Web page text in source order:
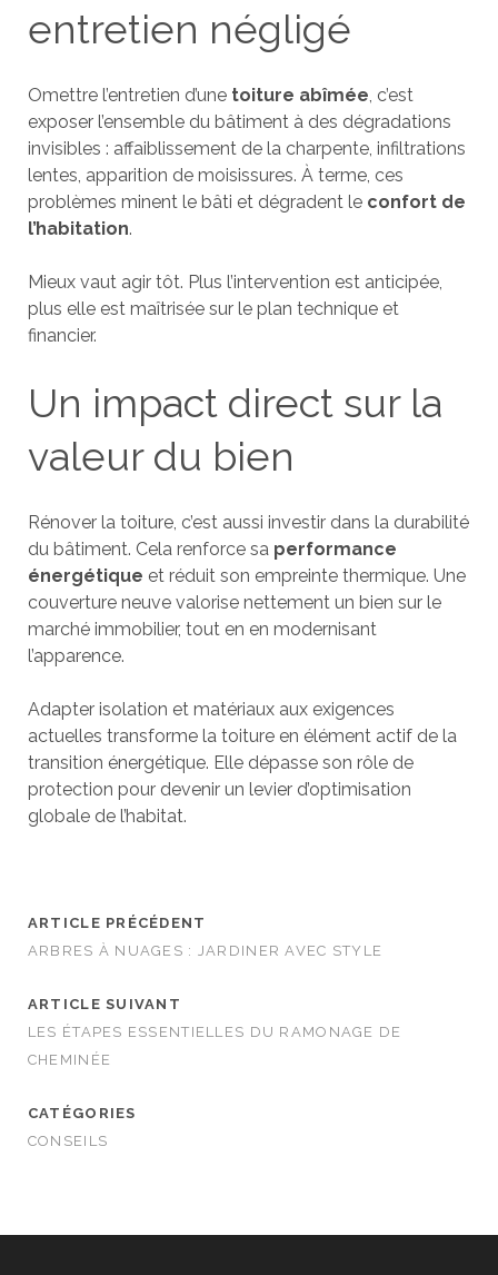
entretien négligé
Omettre l’entretien d’une toiture abîmée, c’est
exposer l’ensemble du bâtiment à des dégradations
invisibles : affaiblissement de la charpente, infiltrations
lentes, apparition de moisissures. À terme, ces
problèmes minent le bâti et dégradent le confort de
l’habitation.
Mieux vaut agir tôt. Plus l’intervention est anticipée,
plus elle est maîtrisée sur le plan technique et
financier.
Un impact direct sur la
valeur du bien
Rénover la toiture, c’est aussi investir dans la durabilité
du bâtiment. Cela renforce sa performance
énergétique et réduit son empreinte thermique. Une
couverture neuve valorise nettement un bien sur le
marché immobilier, tout en en modernisant
l’apparence.
Adapter isolation et matériaux aux exigences
actuelles transforme la toiture en élément actif de la
transition énergétique. Elle dépasse son rôle de
protection pour devenir un levier d’optimisation
globale de l’habitat.
ARTICLE PRÉCÉDENT
ARBRES À NUAGES : JARDINER AVEC STYLE
ARTICLE SUIVANT
LES ÉTAPES ESSENTIELLES DU RAMONAGE DE
CHEMINÉE
CATÉGORIES
CONSEILS